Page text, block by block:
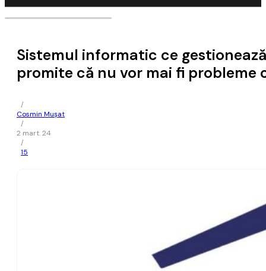
Sistemul informatic ce
promite că nu vor mai fi probleme
/
Cosmin Mușat
/
2 mart. 24
/
15